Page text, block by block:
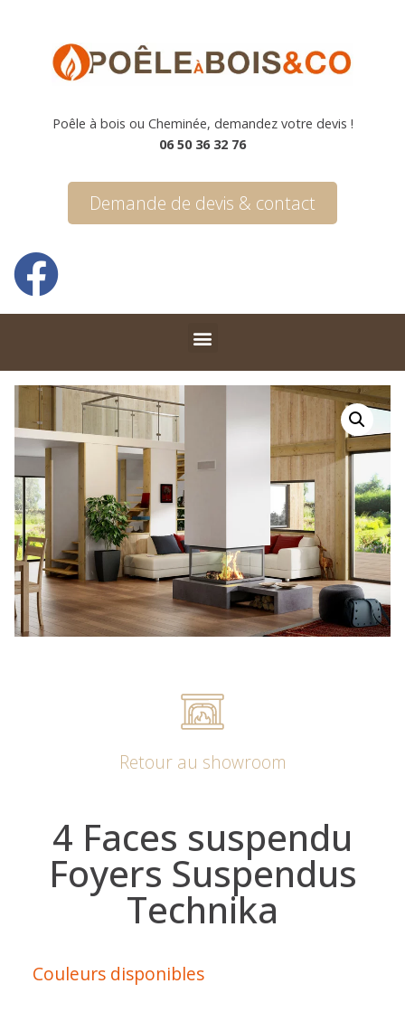
Poêle à bois ou Cheminée, demandez votre devis !
06 50 36 32 76
Demande de devis & contact
Retour au showroom
4 Faces suspendu
Foyers Suspendus
Technika
Couleurs disponibles